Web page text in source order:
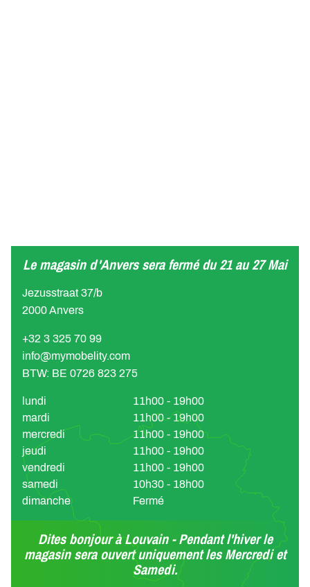
Le magasin d'Anvers sera fermé du 21 au 27 Mai
Jezusstraat 37/b
2000 Anvers
+32 3 325 70 99
info@mymobelity.com
BTW: BE 0726 823 275
lundi
11h00 - 19h00
mardi
11h00 - 19h00
mercredi
11h00 - 19h00
jeudi
11h00 - 19h00
vendredi
11h00 - 19h00
samedi
10h30 - 18h00
dimanche
Fermé
Dites bonjour à Louvain - Pendant l'hiver le
magasin sera ouvert uniquement les Mercredi et
Samedi.